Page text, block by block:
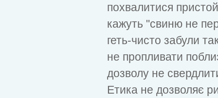
похвалитися
кажуть "свиню не
геть-чисто забули
не пропливати
дозволу не
Етика не дозволяє